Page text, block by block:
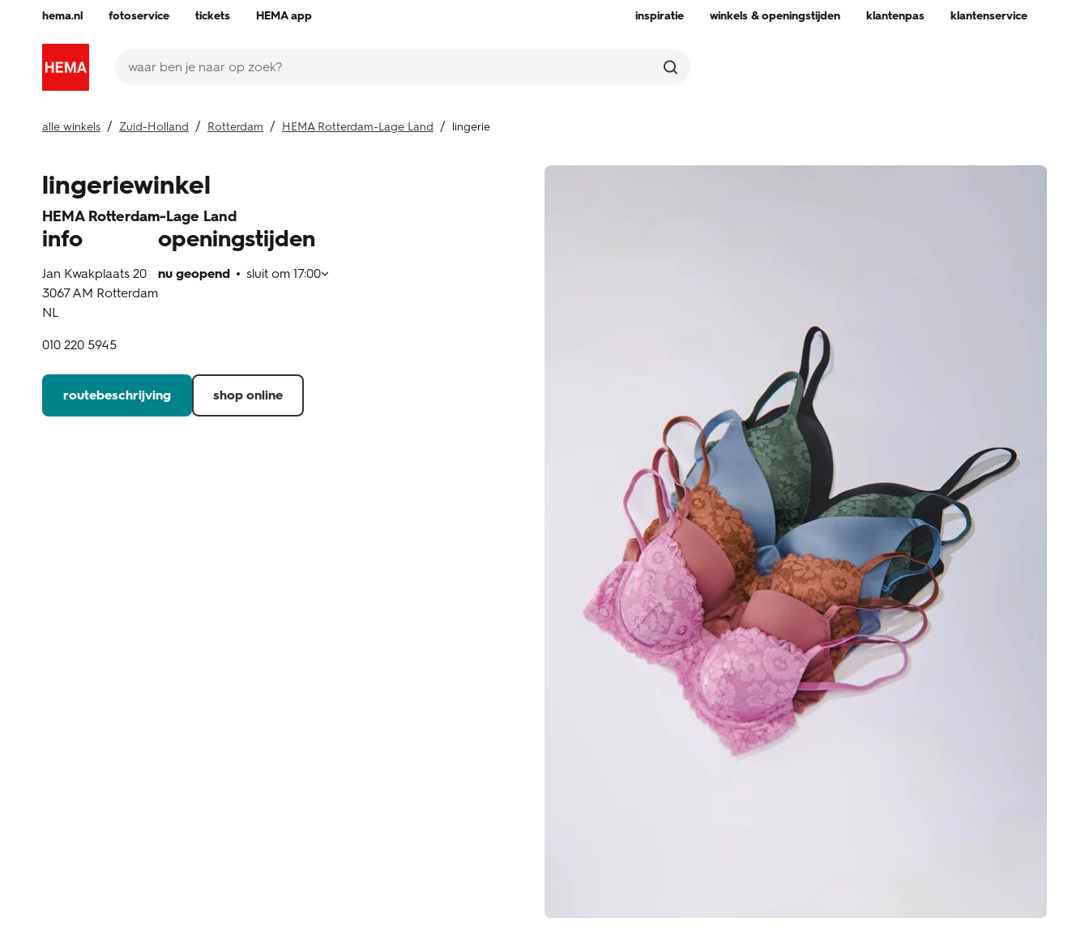
Skip to content
Link naar de centrale website
Een zoekopdracht indienen.
hema.nl fotoservice tickets HEMA app inspiratie winkels & openingstijden klantenpas klantenservice
Return to Nav
alle winkels Zuid-Holland Rotterdam HEMA Rotterdam-Lage Land lingerie
lingeriewinkel
HEMA Rotterdam-Lage Land
info
Jan Kwakplaats 20
3067 AM Rotterdam
NL
010 220 5945
openingstijden
Klik om deze content uit of samen te vouwen
nu geopend sluit om 17:00
routebeschrijving shop online
Antwoord uitvouwen of sluiten
Antwoord uitvouwen of sluiten
Een zoekopdracht indienen.
Link to Social Media
Link to Social Media
Link to Social Media
Link to Social Media
Link to Social Media
Link to Social Media
Link to Social Media
Link to main Hema site